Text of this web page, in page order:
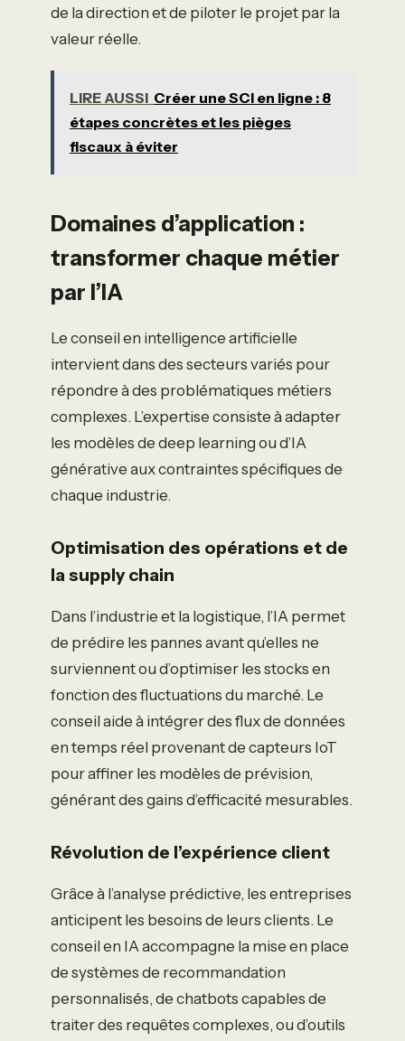
de la direction et de piloter le projet par la
valeur réelle.
LIRE AUSSI Créer une SCI en ligne : 8
étapes concrètes et les pièges
fiscaux à éviter
Domaines d’application :
transformer chaque métier
par l’IA
Le conseil en intelligence artificielle
intervient dans des secteurs variés pour
répondre à des problématiques métiers
complexes. L’expertise consiste à adapter
les modèles de deep learning ou d’IA
générative aux contraintes spécifiques de
chaque industrie.
Optimisation des opérations et de
la supply chain
Dans l’industrie et la logistique, l’IA permet
de prédire les pannes avant qu’elles ne
surviennent ou d’optimiser les stocks en
fonction des fluctuations du marché. Le
conseil aide à intégrer des flux de données
en temps réel provenant de capteurs IoT
pour affiner les modèles de prévision,
générant des gains d’efficacité mesurables.
Révolution de l’expérience client
Grâce à l’analyse prédictive, les entreprises
anticipent les besoins de leurs clients. Le
conseil en IA accompagne la mise en place
de systèmes de recommandation
personnalisés, de chatbots capables de
traiter des requêtes complexes, ou d’outils